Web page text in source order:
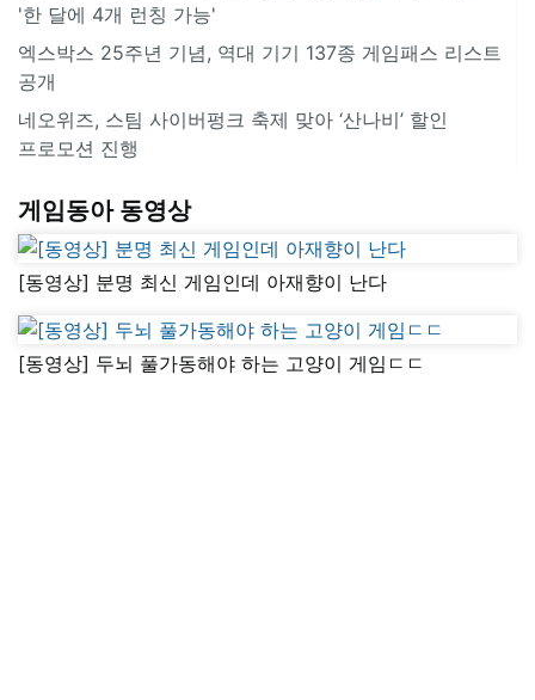
'한 달에 4개 런칭 가능'
엑스박스 25주년 기념, 역대 기기 137종 게임패스 리스트
공개
네오위즈, 스팀 사이버펑크 축제 맞아 ‘산나비’ 할인
프로모션 진행
게임동아 동영상
[동영상] 분명 최신 게임인데 아재향이 난다
[동영상] 두뇌 풀가동해야 하는 고양이 게임ㄷㄷ